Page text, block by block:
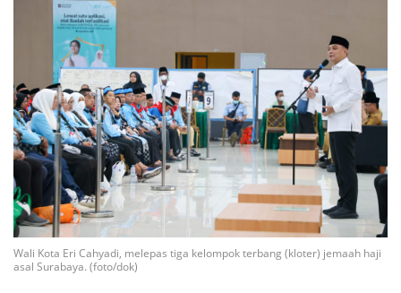
Wali Kota Eri Cahyadi, melepas tiga kelompok terbang (kloter) jemaah haji
asal Surabaya. (foto/dok)